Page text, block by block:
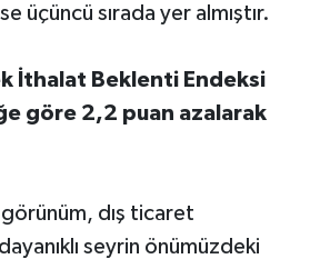
üçüncü sırada yer almıştır.
İthalat Beklenti Endeksi
göre 2,2 puan azalarak
dış ticaret
seyrin önümüzdeki